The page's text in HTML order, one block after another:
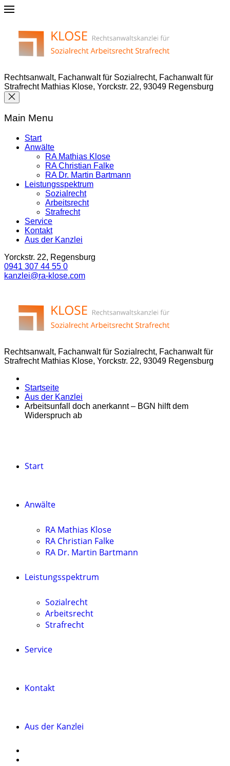
Rechtsanwalt, Fachanwalt für Sozialrecht, Fachanwalt für
Strafrecht Mathias Klose, Yorckstr. 22, 93049 Regensburg
Main Menu
Start
Anwälte
RA Mathias Klose
RA Christian Falke
RA Dr. Martin Bartmann
Leistungsspektrum
Sozialrecht
Arbeitsrecht
Strafrecht
Service
Kontakt
Aus der Kanzlei
Yorckstr. 22, Regensburg
0941 307 44 55 0
kanzlei@ra-klose.com
Rechtsanwalt, Fachanwalt für Sozialrecht, Fachanwalt für
Strafrecht Mathias Klose, Yorckstr. 22, 93049 Regensburg
Startseite
Aus der Kanzlei
Arbeitsunfall doch anerkannt – BGN hilft dem
Widerspruch ab
Start
Anwälte
RA Mathias Klose
RA Christian Falke
RA Dr. Martin Bartmann
Leistungsspektrum
Sozialrecht
Arbeitsrecht
Strafrecht
Service
Kontakt
Aus der Kanzlei